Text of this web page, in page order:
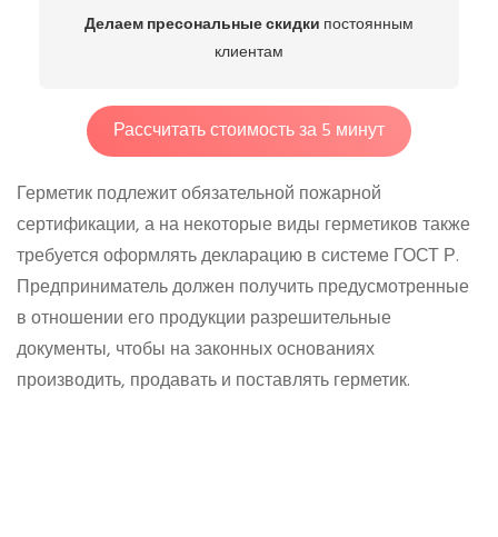
Делаем пресональные скидки постоянным
клиентам
Рассчитать стоимость за 5 минут
Герметик подлежит обязательной пожарной
сертификации, а на некоторые виды герметиков также
требуется оформлять декларацию в системе ГОСТ Р.
Предприниматель должен получить предусмотренные
в отношении его продукции разрешительные
документы, чтобы на законных основаниях
производить, продавать и поставлять герметик.